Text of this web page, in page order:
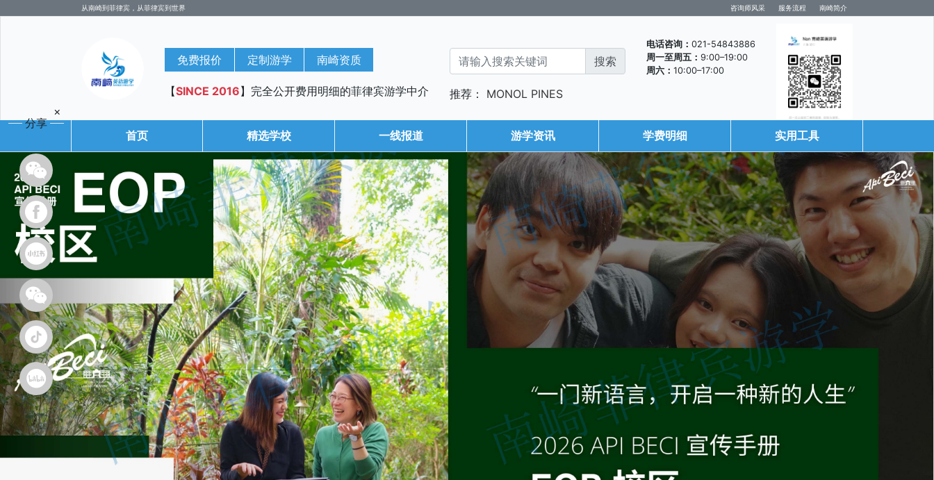
从南崎到菲律宾，从菲律宾到世界 咨询师风采 服务流程 南崎简介
免费报价 定制游学 南崎资质
【SINCE 2016】完全公开费用明细的菲律宾游学中介 推荐： MONOL PINES
电话咨询： 021-54843886
周一至周五： 9:00–19:00
周六： 10:00–17:00
咨询微信
首页 精选学校 一线报道 游学资讯 学费明细 实用工具
×
分享